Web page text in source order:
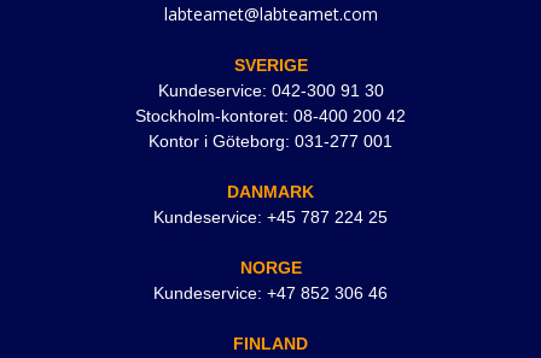
labteamet@labteamet.com
SVERIGE
Kundeservice: 042-300 91 30
Stockholm-kontoret: 08-400 200 42
Kontor i Göteborg: 031-277 001
DANMARK
Kundeservice: +45 787 224 25
NORGE
Kundeservice: +47 852 306 46
FINLAND